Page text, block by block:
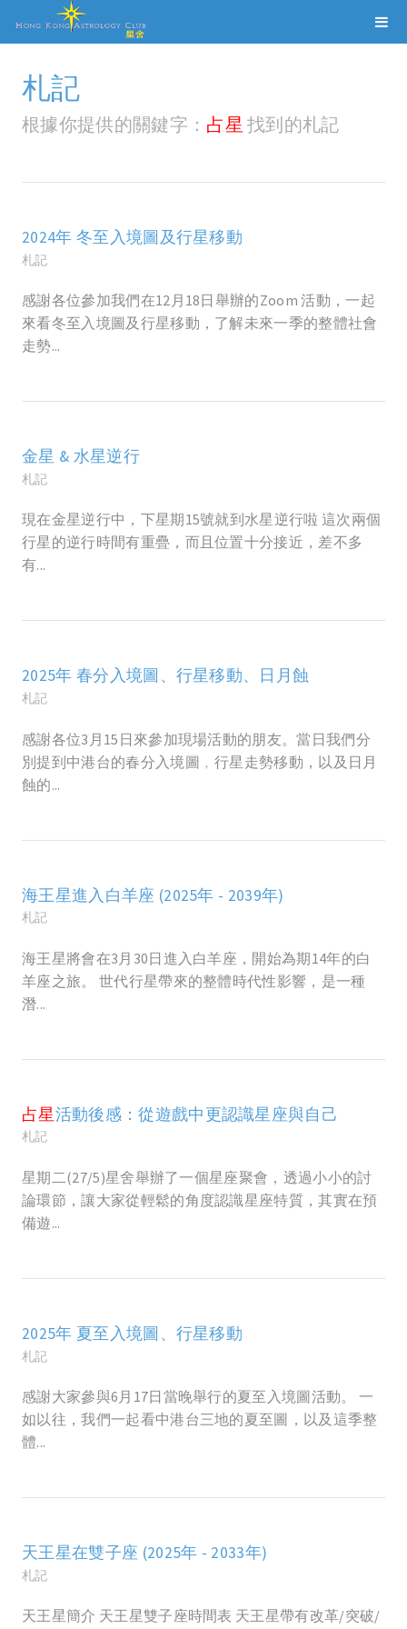
札記
根據你提供的關鍵字： 占星 找到的札記
2024年 冬至入境圖及行星移動
札記
感謝各位參加我們在12月18日舉辦的Zoom 活動，一起
來看冬至入境圖及行星移動，了解未來一季的整體社會
走勢...
金星 & 水星逆行
札記
現在金星逆行中，下星期15號就到水星逆行啦 這次兩個
行星的逆行時間有重疊，而且位置十分接近，差不多
有...
2025年 春分入境圖、行星移動、日月蝕
札記
感謝各位3月15日來參加現場活動的朋友。當日我們分
別提到中港台的春分入境圖﹐行星走勢移動，以及日月
蝕的...
海王星進入白羊座 (2025年 - 2039年)
札記
海王星將會在3月30日進入白羊座，開始為期14年的白
羊座之旅。 世代行星帶來的整體時代性影響，是一種
潛...
占星活動後感：從遊戲中更認識星座與自己
札記
星期二(27/5)星舍舉辦了一個星座聚會，透過小小的討
論環節，讓大家從輕鬆的角度認識星座特質，其實在預
備遊...
2025年 夏至入境圖、行星移動
札記
感謝大家參與6月17日當晚舉行的夏至入境圖活動。 一
如以往，我們一起看中港台三地的夏至圖，以及這季整
體...
天王星在雙子座 (2025年 - 2033年)
札記
天王星簡介 天王星雙子座時間表 天王星帶有改革/突破/